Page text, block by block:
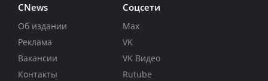
CNews
Об издании
Реклама
Вакансии
Контакты
Соцсети
Max
VK
VK Видео
Rutube